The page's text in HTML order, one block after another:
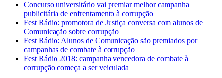
Concurso universitário vai premiar melhor campanha
publicitária de enfrentamento à corrupção
Fest Rádio: promotora de Justiça conversa com alunos de
Comunicação sobre corrupção
Fest Rádio: Alunos de Comunicação são premiados por
campanhas de combate à corrupção
Fest Rádio 2018: campanha vencedora de combate à
corrupção começa a ser veiculada